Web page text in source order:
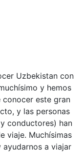
Uzbekistan con
y hemos
este gran
y las personas
conductores) han
viaje. Muchísimas
a viajar